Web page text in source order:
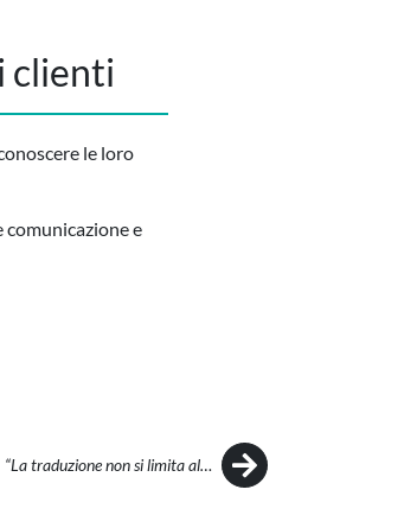
clienti
le loro
e
“La traduzione non si limita al…